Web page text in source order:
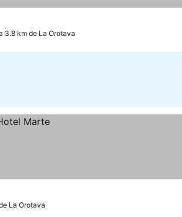
3.8 km de La Orotava
La Orotava